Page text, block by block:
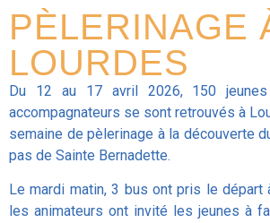
PÈLERINAGE
LOURDES
Du 12 au 17 avril 2026, 150
accompagnateurs se sont retrouvés à
semaine de pèlerinage à la découverte
pas de Sainte Bernadette.
Le mardi matin, 3 bus ont pris le départ
les animateurs ont invité les jeunes à